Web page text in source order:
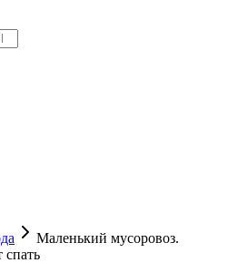
Маленький мусоровоз.